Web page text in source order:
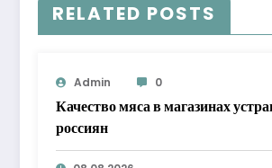
RELATED POSTS
Admin 0
Качество мяса в магазинах
россиян